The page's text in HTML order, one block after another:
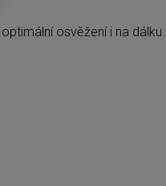
osvěžení i na dálku.